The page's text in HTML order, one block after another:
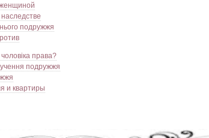
подружжя
права?
подружжя
и квартиры